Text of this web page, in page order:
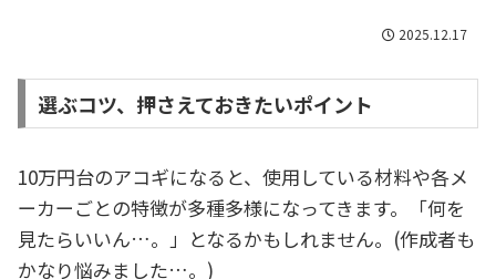
2025.12.17
選ぶコツ、押さえておきたいポイント
10万円台のアコギになると、使用している材料や各メ
ーカーごとの特徴が多種多様になってきます。「何を
見たらいいん…。」となるかもしれません。(作成者も
かなり悩みました…。)